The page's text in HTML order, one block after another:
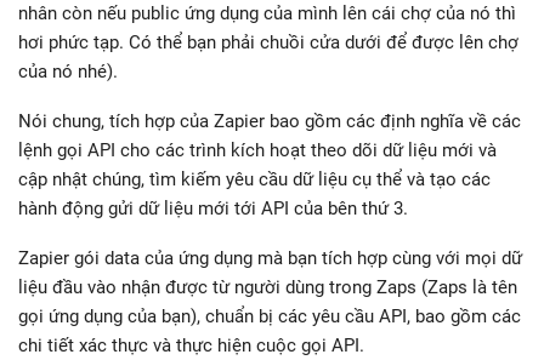
nhân còn nếu public ứng dụng của mình lên cái chợ của nó thì
hơi phức tạp. Có thể bạn phải chuồi cửa dưới để được lên chợ
của nó nhé).
Nói chung, tích hợp của Zapier bao gồm các định nghĩa về các
lệnh gọi API cho các trình kích hoạt theo dõi dữ liệu mới và
cập nhật chúng, tìm kiếm yêu cầu dữ liệu cụ thể và tạo các
hành động gửi dữ liệu mới tới API của bên thứ 3.
Zapier gói data của ứng dụng mà bạn tích hợp cùng với mọi dữ
liệu đầu vào nhận được từ người dùng trong Zaps (Zaps là tên
gọi ứng dụng của bạn), chuẩn bị các yêu cầu API, bao gồm các
chi tiết xác thực và thực hiện cuộc gọi API.